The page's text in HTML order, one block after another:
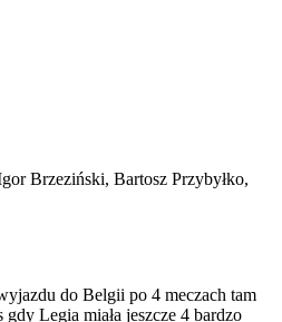
Brzeziński, Bartosz Przybyłko,
do Belgii po 4 meczach tam
Legia miała jeszcze 4 bardzo